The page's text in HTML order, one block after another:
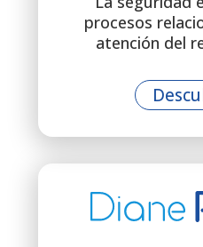
procesos
atención del